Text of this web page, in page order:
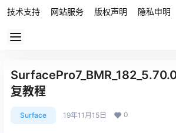
技术支持 网站服务 版权声明 隐私申明
复教程
Surface 19年11月15日 0